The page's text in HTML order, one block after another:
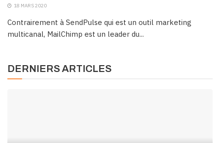
18 MARS 2020
Contrairement à SendPulse qui est un outil marketing
multicanal, MailChimp est un leader du...
DERNIERS ARTICLES